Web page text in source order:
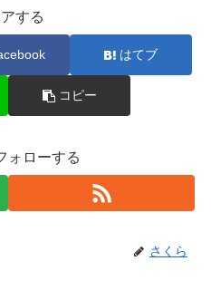
する
はてブ
コピー
ォローする
さくら